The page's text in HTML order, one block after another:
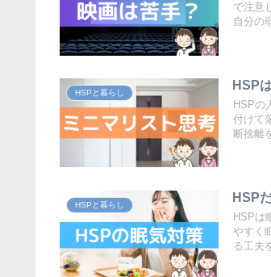
で注意
自分の
HSPと暮らし
HSP
HSPの
付けて
断捨離
HSPと暮らし
HSP
HSPは
やすく
る工夫